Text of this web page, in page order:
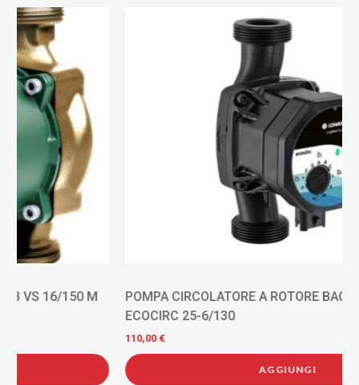
POMPA CIRCOLATORE A ROTORE BAGNATO LOWARA
ECOCIRC 25-6/130